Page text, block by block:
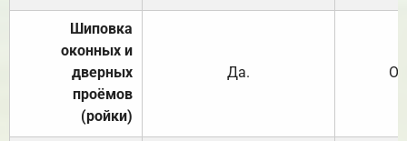
Шиповка
оконных и
дверных
проёмов
(ройки)
Да.